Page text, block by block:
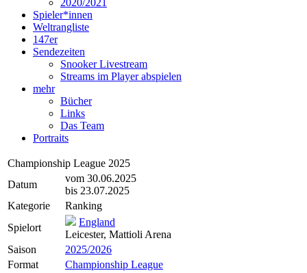
2020/2021
Spieler*innen
Weltrangliste
147er
Sendezeiten
Snooker Livestream
Streams im Player abspielen
mehr
Bücher
Links
Das Team
Portraits
Championship League 2025
Datum
vom 30.06.2025
bis 23.07.2025
Kategorie
Ranking
Spielort
England
Leicester, Mattioli Arena
Saison
2025/2026
Format
Championship League